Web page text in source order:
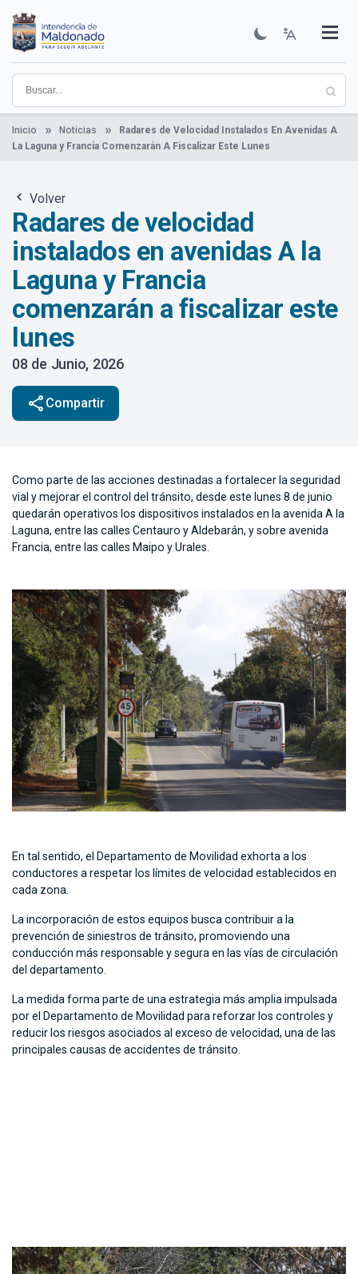
contenido
principal
Institucional
Municipios
Descubre Maldonado
Comunicación
Servicios
Guía De Trámites
Ver Noticias
Inicio Noticias
Radares de Velocidad Instalados En Avenidas A
La Laguna y Francia Comenzarán A Fiscalizar Este Lunes
Volver
Radares de velocidad
instalados en avenidas A la
Laguna y Francia
comenzarán a fiscalizar este
lunes
08 de Junio, 2026
share Compartir
Como parte de las acciones destinadas a fortalecer la seguridad
vial y mejorar el control del tránsito, desde este lunes 8 de junio
quedarán operativos los dispositivos instalados en la avenida A la
Laguna, entre las calles Centauro y Aldebarán, y sobre avenida
Francia, entre las calles Maipo y Urales.
En tal sentido, el Departamento de Movilidad exhorta a los
conductores a respetar los límites de velocidad establecidos en
cada zona.
La incorporación de estos equipos busca contribuir a la
prevención de siniestros de tránsito, promoviendo una
conducción más responsable y segura en las vías de circulación
del departamento.
La medida forma parte de una estrategia más amplia impulsada
por el Departamento de Movilidad para reforzar los controles y
reducir los riesgos asociados al exceso de velocidad, una de las
principales causas de accidentes de tránsito.